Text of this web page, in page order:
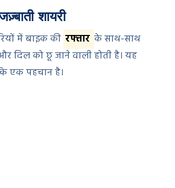
शायरी
में बाइक की रफ्तार के साथ-साथ
दिल को छू जाने वाली होती है। यह
एक पहचान है।